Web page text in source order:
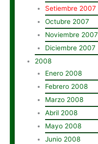
Setiembre 2007
Octubre 2007
Noviembre 2007
Diciembre 2007
2008
Enero 2008
Febrero 2008
Marzo 2008
Abril 2008
Mayo 2008
Junio 2008